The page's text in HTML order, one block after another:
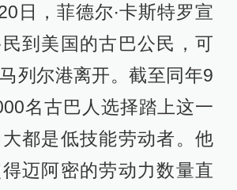
日，菲德尔∙卡斯特罗宣
到美国的古巴公民，可
列尔港离开。截至同年9
名古巴人选择踏上这一
都是低技能劳动者。他
迈阿密的劳动力数量直